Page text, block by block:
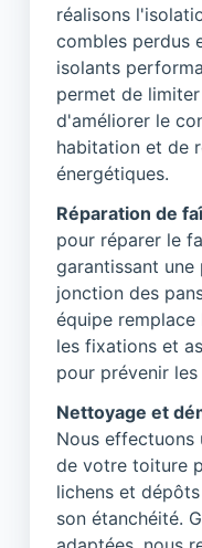
réalisons
combles perdus
isolants
permet de
d'améliorer le
habitation et de
énergétiques.
Réparation de
pour réparer le
garantissant
jonction des
équipe
les fixations et
pour prévenir
Nettoyage et
Nous effectuons
de votre toiture
lichens et
son étanchéité.